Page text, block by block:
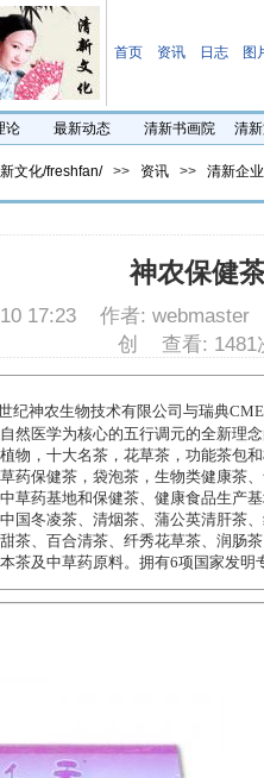
首页 资讯 日志 图
论 最新动态 清新书画院 清
文化/freshfan/ >> 资讯 >> 清新企
神农保健
10 17:23 作者:
创 查看: 1481
纪神农生物技术有限公司与瑞典
然医学为核心的五行调元的全新理
物，十大名茶，花草茶，功能茶包
药保健茶，袋泡茶，生物类健康茶
草药基地和保健茶、健康食品生产
中国冬凌茶、清烟茶、蒲公英清肝茶
茶、百合清茶、纤秀花草茶、润肠
茶及中草药原料。拥有6项国家发明